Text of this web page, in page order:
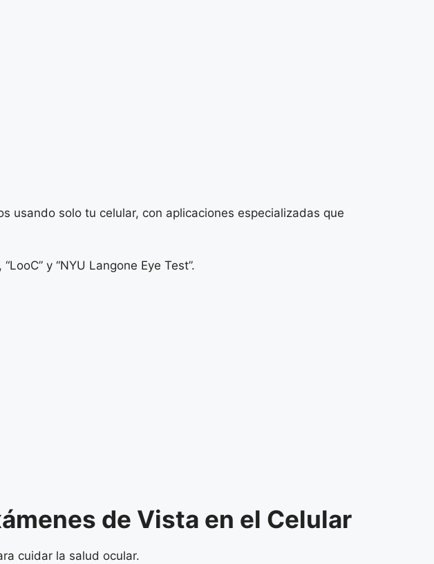
usando solo tu celular, con aplicaciones especializadas que
y “NYU Langone Eye Test”.
de Vista en el Celular
cuidar la salud ocular.